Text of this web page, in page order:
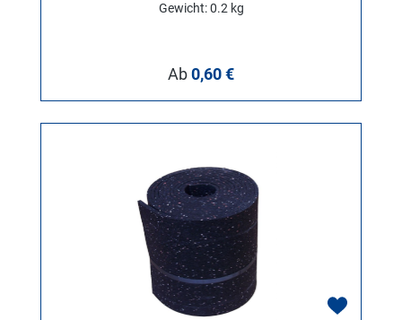
Gewicht: 0.2 kg
Regulärer Preis:
Ab0,60 €